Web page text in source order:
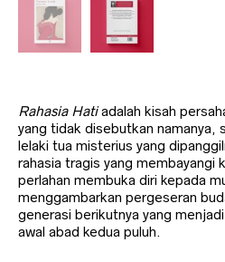
Rahasia Hatiadalah kisah
yang tidak disebutkan namanya,
lelaki tua misterius yang
rahasia tragis yang membayangi
perlahan membuka diri kepada
menggambarkan pergeseran
generasi berikutnya yang
awal abad kedua puluh.